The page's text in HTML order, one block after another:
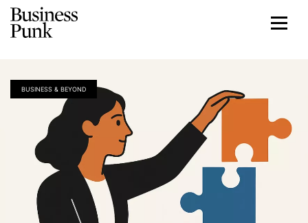
BUSINESS & BEYOND